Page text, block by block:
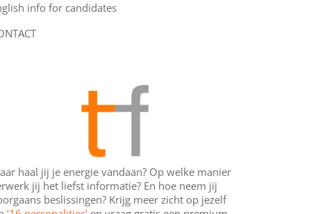
info for candidates
haal jij je energie vandaan? Op welke manier
jij het liefst informatie? En hoe neem jij
beslissingen? Krijg meer zicht op jezelf